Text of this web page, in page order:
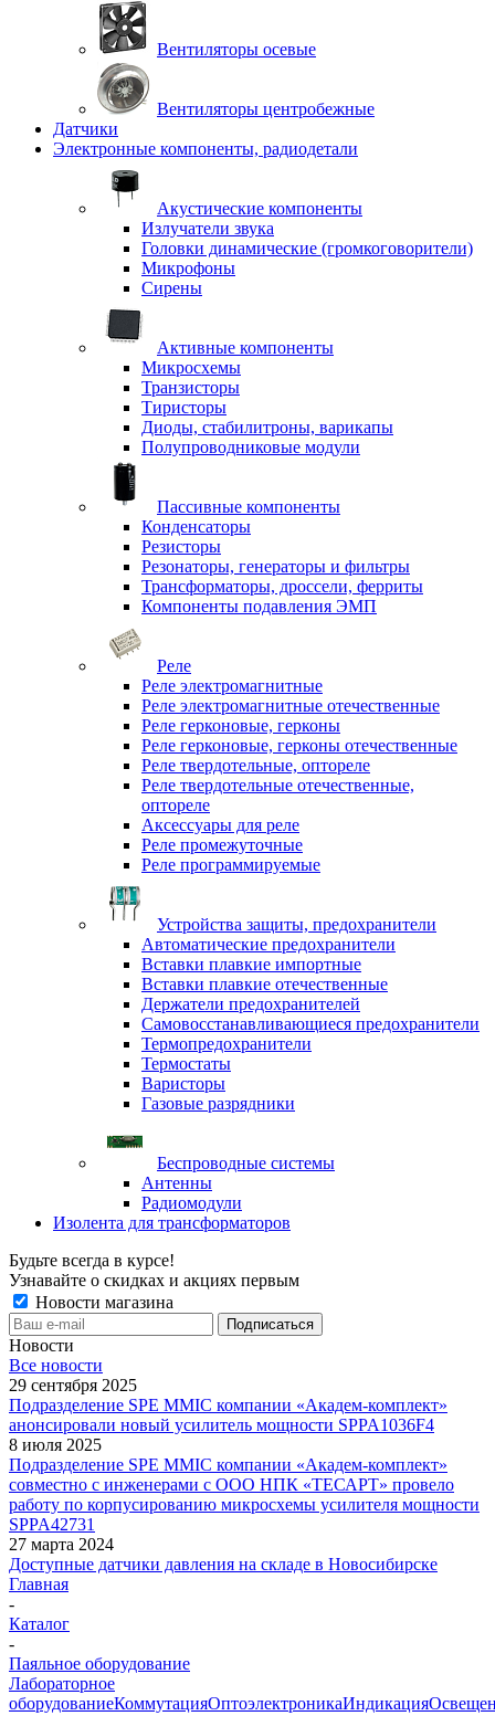
Вентиляторы осевые
Вентиляторы центробежные
Датчики
Электронные компоненты, радиодетали
Акустические компоненты
Излучатели звука
Головки динамические (громкоговорители)
Микрофоны
Сирены
Активные компоненты
Микросхемы
Транзисторы
Тиристоры
Диоды, стабилитроны, варикапы
Полупроводниковые модули
Пассивные компоненты
Конденсаторы
Резисторы
Резонаторы, генераторы и фильтры
Трансформаторы, дроссели, ферриты
Компоненты подавления ЭМП
Реле
Реле электромагнитные
Реле электромагнитные отечественные
Реле герконовые, герконы
Реле герконовые, герконы отечественные
Реле твердотельные, оптореле
Реле твердотельные отечественные,
оптореле
Аксессуары для реле
Реле промежуточные
Реле программируемые
Устройства защиты, предохранители
Автоматические предохранители
Вставки плавкие импортные
Вставки плавкие отечественные
Держатели предохранителей
Самовосстанавливающиеся предохранители
Термопредохранители
Термостаты
Варисторы
Газовые разрядники
Беспроводные системы
Антенны
Радиомодули
Изолента для трансформаторов
Будьте всегда в курсе!
Узнавайте о скидках и акциях первым
Новости магазина
Новости
Все новости
29 сентября 2025
Подразделение SPE MMIC компании «Академ-комплект»
анонсировали новый усилитель мощности SPPA1036F4
8 июля 2025
Подразделение SPE MMIC компании «Академ-комплект»
совместно с инженерами с ООО НПК «ТЕСАРТ» провело
работу по корпусированию микросхемы усилителя мощности
SPPA42731
27 марта 2024
Доступные датчики давления на складе в Новосибирске
Главная
-
Каталог
-
Паяльное оборудование
Лабораторное
оборудованиеКоммутацияОптоэлектроникаИндикация